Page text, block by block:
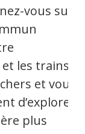
vous sur
les trains
et vous
d’explorer
plus